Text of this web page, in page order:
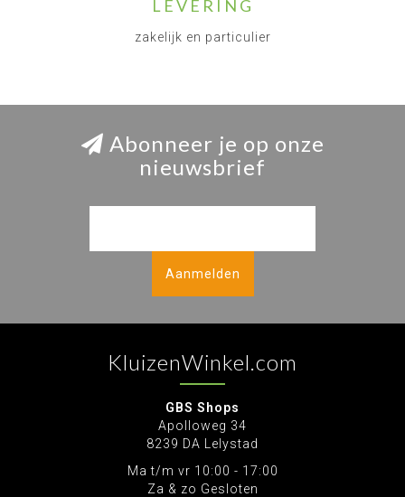
LEVERING
zakelijk en particulier
Abonneer je op onze
nieuwsbrief
Aanmelden
KluizenWinkel.com
GBS Shops
Apolloweg 34
8239 DA Lelystad
Ma t/m vr 10:00 - 17:00
Za & zo Gesloten